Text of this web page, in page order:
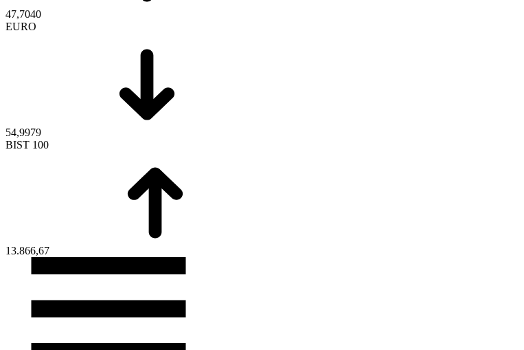
47,7040
EURO
54,9979
BIST 100
13.866,67